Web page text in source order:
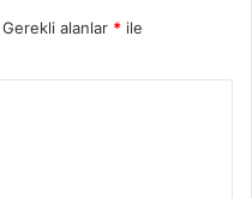
Gerekli alanlar * ile